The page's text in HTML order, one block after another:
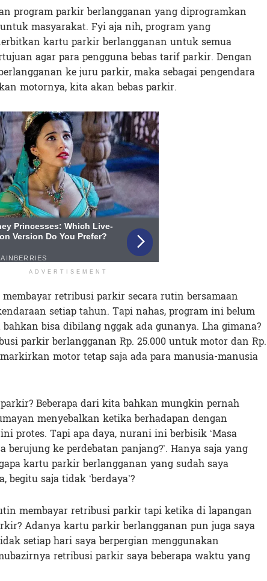
program parkir berlangganan yang diprogramkan
masyarakat. Fyi aja nih, program yang
kartu parkir berlangganan untuk semua
agar para pengguna bebas tarif parkir. Dengan
ke juru parkir, maka sebagai pengendara
motornya, kita akan bebas parkir.
ADVERTISEMENT
retribusi parkir secara rutin bersamaan
setiap tahun. Tapi nahas, program ini belum
bisa dibilang nggak ada gunanya. Lha gimana?
parkir berlangganan Rp. 25.000 untuk motor dan Rp.
motor tetap saja ada para manusia-manusia
Beberapa dari kita bahkan mungkin pernah
menyebalkan ketika berhadapan dengan
protes. Tapi apa daya, nurani ini berbisik ‘Masa
ke perdebatan panjang?’. Hanya saja yang
kartu parkir berlangganan yang sudah saya
saja tidak ‘berdaya’?
membayar retribusi parkir tapi ketika di lapangan
Adanya kartu parkir berlangganan pun juga saya
setiap hari saya berpergian menggunakan
retribusi parkir saya beberapa waktu yang